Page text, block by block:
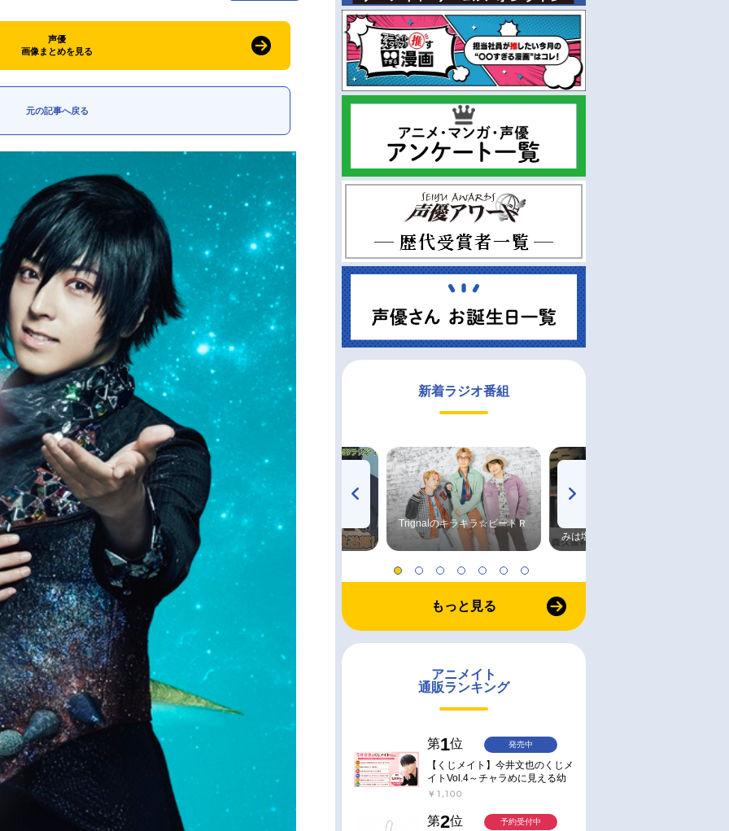
声優
画像まとめを見る
元の記事へ戻る
新着ラジオ番組
TVアニメ『戦隊大失格』
radio 大直会 2nd season
ハイキュー!! 烏野高校放送部! Trignalのキラキラ☆ビートＲ
みは塩だけ
もっと見る
アニメイト
通販ランキング
第1位
【くじメイト】今井文也のくじメ
イトVol.4～チャラめに見える幼
馴染、実は一途で独占欲が強いん
￥1,100
発売中
第2位 予約受付中